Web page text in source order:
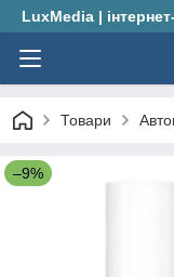
LuxMedia |
Товари
–9%